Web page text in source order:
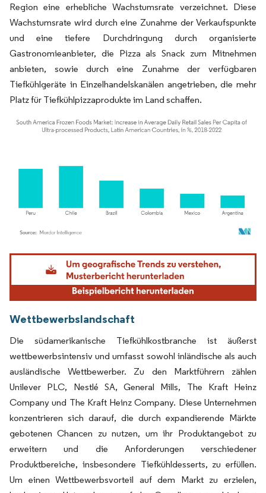
Region eine erhebliche Wachstumsrate verzeichnet. Diese
Wachstumsrate wird durch eine Zunahme der Verkaufspunkte
und eine tiefere Durchdringung durch organisierte
Gastronomieanbieter, die Pizza als Snack zum Mitnehmen
anbieten, sowie durch eine Zunahme der verfügbaren
Tiefkühlgeräte in Einzelhandelskanälen angetrieben, die mehr
Platz für Tiefkühlpizzaprodukte im Land schaffen.
Bild © Mordor Intelligence. Wiederverwendung erfordert Namensnennung gemäß
Wettbewerbslandschaft
Die südamerikanische Tiefkühlkostbranche ist äußerst
wettbewerbsintensiv und umfasst sowohl inländische als auch
ausländische Wettbewerber. Zu den Marktführern zählen
Unilever PLC, Nestlé SA, General Mills, The Kraft Heinz
Company und The Kraft Heinz Company. Diese Unternehmen
konzentrieren sich darauf, die durch expandierende Märkte
gebotenen Chancen zu nutzen, um ihr Produktangebot zu
erweitern und die Anforderungen verschiedener
Produktbereiche, insbesondere Tiefkühldesserts, zu erfüllen.
Um einen Wettbewerbsvorteil auf dem Markt zu erzielen,